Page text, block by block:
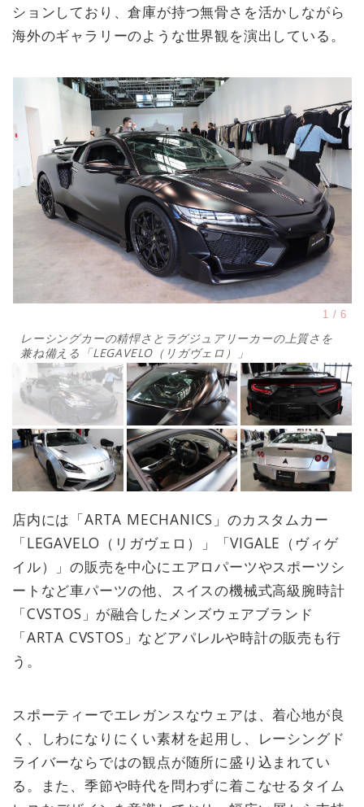
ションしており、倉庫が持つ無骨さを活かしながら
海外のギャラリーのような世界観を演出している。
レーシングカーの精悍さとラグジュアリーカーの上質さを
兼ね備える「LEGAVELO（リガヴェロ）」
店内には「ARTA MECHANICS」のカスタムカー
「LEGAVELO（リガヴェロ）」「VIGALE（ヴィゲ
イル）」の販売を中心にエアロパーツやスポーツシ
ートなど車パーツの他、スイスの機械式高級腕時計
「CVSTOS」が融合したメンズウェアブランド
「ARTA CVSTOS」などアパレルや時計の販売も行
う。
スポーティーでエレガンスなウェアは、着心地が良
く、しわになりにくい素材を起用し、レーシングド
ライバーならではの観点が随所に盛り込まれてい
る。また、季節や時代を問わずに着こなせるタイム